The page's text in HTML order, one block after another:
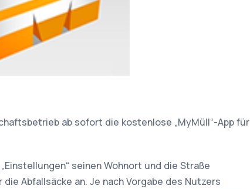
ab sofort die kostenlose „MyMüll“-App für
seinen Wohnort und die Straße
Abfallsäcke an. Je nach Vorgabe des Nutzers